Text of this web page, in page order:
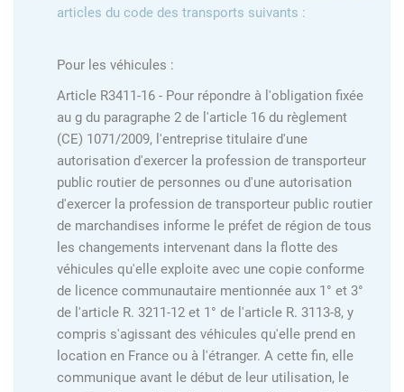
articles du code des transports suivants :
Pour les véhicules :
Article R3411-16 - Pour répondre à l'obligation fixée
au g du paragraphe 2 de l'article 16 du règlement
(CE) 1071/2009, l'entreprise titulaire d'une
autorisation d'exercer la profession de transporteur
public routier de personnes ou d'une autorisation
d'exercer la profession de transporteur public routier
de marchandises informe le préfet de région de tous
les changements intervenant dans la flotte des
véhicules qu'elle exploite avec une copie conforme
de licence communautaire mentionnée aux 1° et 3°
de l'article R. 3211-12 et 1° de l'article R. 3113-8, y
compris s'agissant des véhicules qu'elle prend en
location en France ou à l'étranger. A cette fin, elle
communique avant le début de leur utilisation, le